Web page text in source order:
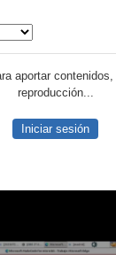
aportar
reproducción...
Iniciar sesión